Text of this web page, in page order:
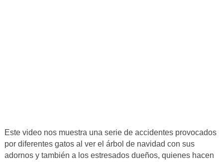
Este video nos muestra una serie de accidentes provocados
por diferentes gatos al ver el árbol de navidad con sus
adornos y también a los estresados dueños, quienes hacen